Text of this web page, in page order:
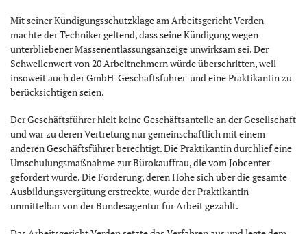
Mit seiner Kündigungsschutzklage am Arbeitsgericht Verden
machte der Techniker geltend, dass seine Kündigung wegen
unterbliebener Massenentlassungsanzeige unwirksam sei. Der
Schwellenwert von 20 Arbeitnehmern würde überschritten, weil
insoweit auch der GmbH-Geschäftsführer und eine Praktikantin zu
berücksichtigen seien.
Der Geschäftsführer hielt keine Geschäftsanteile an der Gesellschaft
und war zu deren Vertretung nur gemeinschaftlich mit einem
anderen Geschäftsführer berechtigt. Die Praktikantin durchlief eine
Umschulungsmaßnahme zur Bürokauffrau, die vom Jobcenter
gefördert wurde. Die Förderung, deren Höhe sich über die gesamte
Ausbildungsvergütung erstreckte, wurde der Praktikantin
unmittelbar von der Bundesagentur für Arbeit gezahlt.